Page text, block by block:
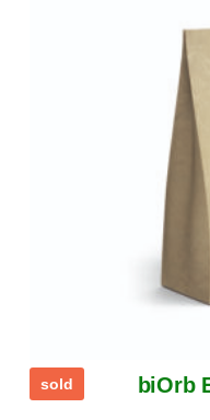
sold biOrb